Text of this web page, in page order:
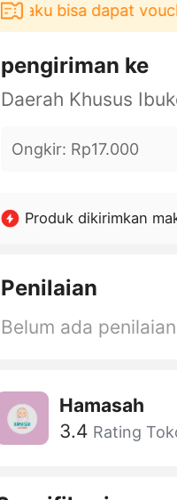
bisa dapat voucher
pengiriman ke
Ongkir: Rp17.000
Produk dikirimkan
Penilaian
Belum ada penilaian
Hamasah
3.4 Rating